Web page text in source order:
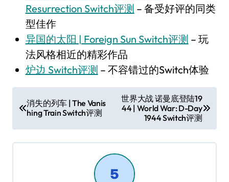
Resurrection Switch评测 – 备受好评的同类
型佳作
异国的太阳 | Foreign Sun Switch评测 – 玩
法风格相近的精彩作品
炉边 Switch评测 – 不容错过的Switch体验
章
导
航
消失的列车 | The Vanis
hing Train Switch评测
世界大战 诺曼底登陆19
44 | World War: D-Day
1944 Switch评测